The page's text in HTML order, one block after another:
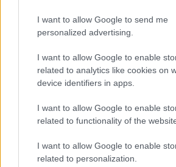
I want to allow Google to send me
personalized advertising.
I want to allow Google to enable
related to analytics like cookies on
device identifiers in apps.
I want to allow Google to enable
related to functionality of the
I want to allow Google to enable
related to personalization.